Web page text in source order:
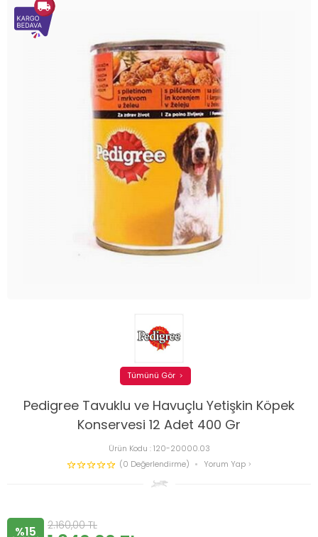
Pedigree Tavuklu ve Havuçlu Yetişkin Köpek
Konservesi 12 Adet 400 Gr
Ürün Kodu :120-20000.03
(0 Değerlendirme)
Yorum Yap
Tümünü Gör
%15 2.160,00TL